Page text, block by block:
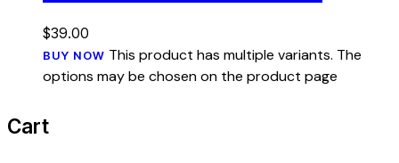
$39.00
BUY NOW This product has multiple variants. The
options may be chosen on the product page
Cart